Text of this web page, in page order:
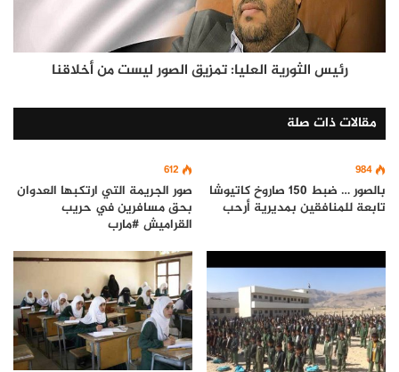
رئيس الثورية العليا: تمزيق الصور ليست من أخلاقنا
مقالات ذات صلة
984
بالصور … ضبط 150 صاروخ كاتيوشا
تابعة للمنافقين بمديرية أرحب
612
صور الجريمة التي ارتكبها العدوان
بحق مسافرين في حريب
القراميش #مارب